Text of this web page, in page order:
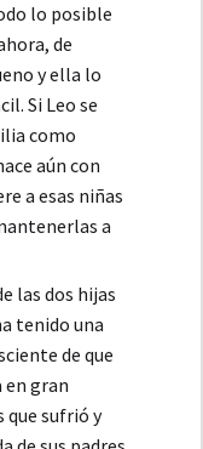
lo posible
de
y ella lo
Si Leo se
como
aún con
a esas niñas
a
las dos hijas
tenido una
de que
en gran
que sufrió y